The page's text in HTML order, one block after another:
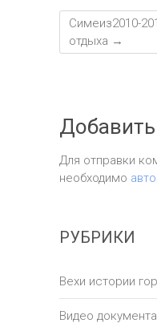
Симеиз2010-
отдыха →
Для отправки
необходимо
РУБРИКИ
Вехи истории
Видео